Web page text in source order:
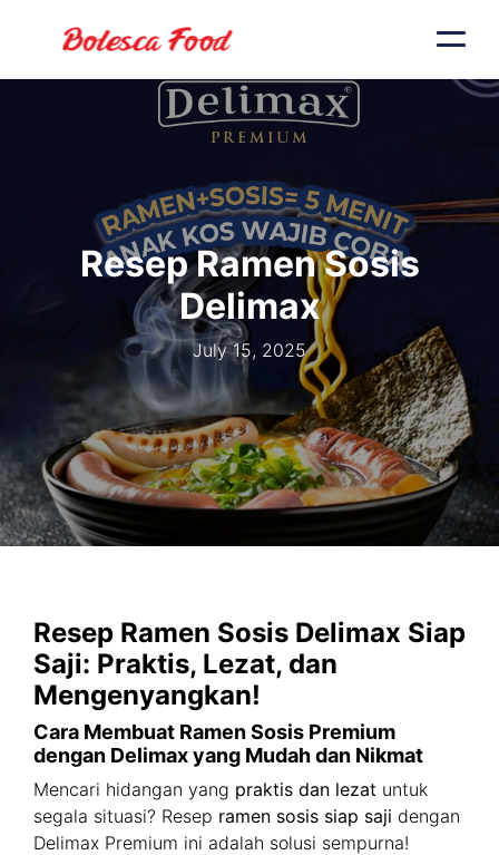
Resep Ramen Sosis
Delimax
July 15, 2025
Resep Ramen Sosis Delimax Siap
Saji: Praktis, Lezat, dan
Mengenyangkan!
Cara Membuat Ramen Sosis Premium
dengan Delimax yang Mudah dan Nikmat
Mencari hidangan yang praktis dan lezat untuk
segala situasi? Resep ramen sosis siap saji dengan
Delimax Premium ini adalah solusi sempurna!